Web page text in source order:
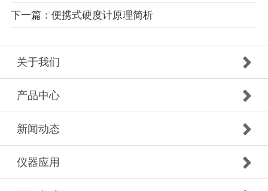
下一篇：便携式硬度计原理简析
关于我们
产品中心
新闻动态
仪器应用